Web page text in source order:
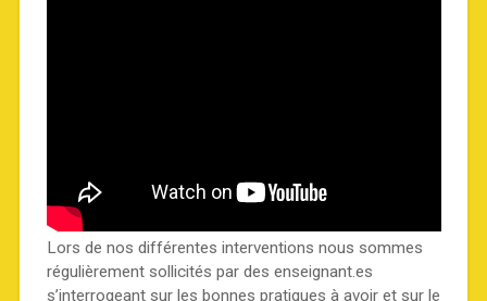
Lors de nos différentes interventions nous sommes
régulièrement sollicités par des enseignant.es
s’interrogeant sur les bonnes pratiques à avoir et sur le